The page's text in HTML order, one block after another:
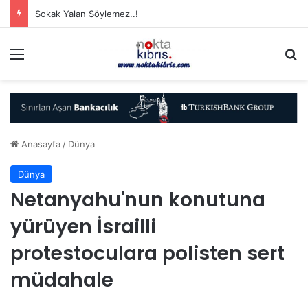
Sokak Yalan Söylemez..!
Anasayfa / Dünya
Dünya
Netanyahu'nun konutuna
yürüyen İsrailli
protestoculara polisten sert
müdahale